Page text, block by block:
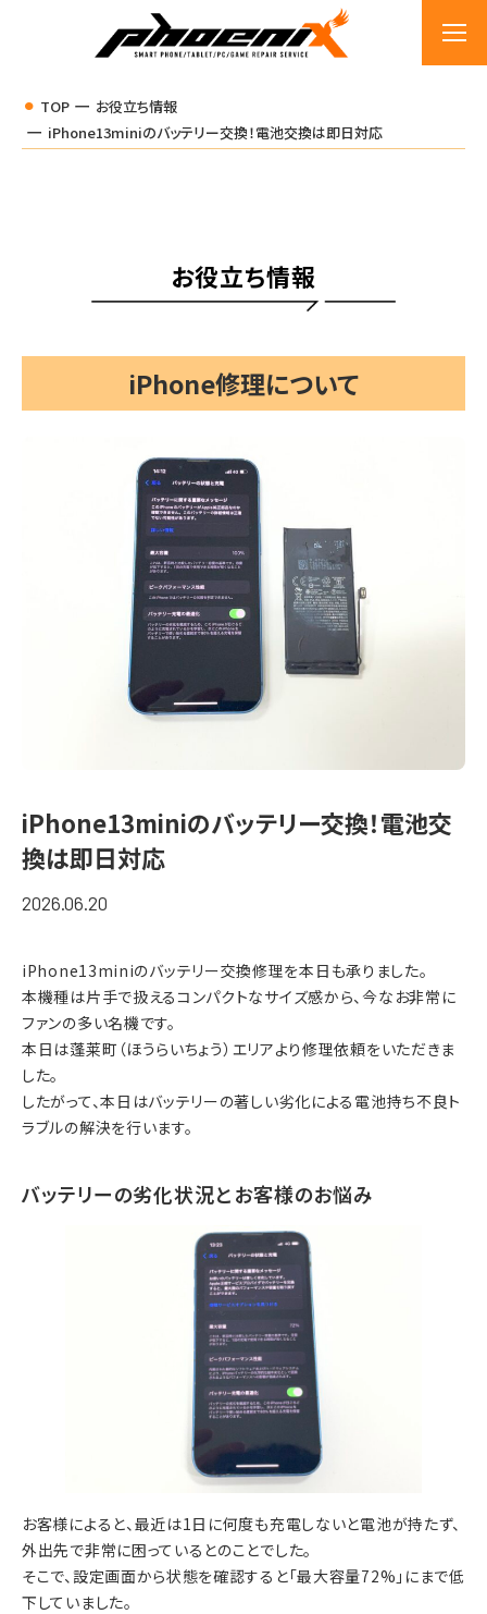
TOP
お役立ち情報
iPhone13miniのバッテリー交換！電池交換は即日対応
お役立ち情報
iPhone修理について
iPhone13miniのバッテリー交換！電池交
換は即日対応
2026.06.20
iPhone13miniのバッテリー交換修理を本日も承りました。
本機種は片手で扱えるコンパクトなサイズ感から、今なお非常に
ファンの多い名機です。
本日は蓬莱町（ほうらいちょう）エリアより修理依頼をいただきま
した。
したがって、本日はバッテリーの著しい劣化による電池持ち不良ト
ラブルの解決を行います。
バッテリーの劣化状況とお客様のお悩み
お客様によると、最近は1日に何度も充電しないと電池が持たず、
外出先で非常に困っているとのことでした。
そこで、設定画面から状態を確認すると「最大容量72%」にまで低
下していました。